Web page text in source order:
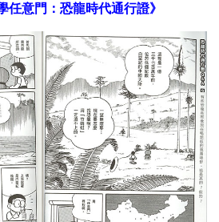
任意門：恐龍時代通行證》